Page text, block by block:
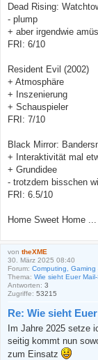
Dead Rising:
- plump
+ aber irgendwie
FRI: 6/10
Resident Evil (2002)
+ Atmosphäre
+ Inszenierung
+ Schauspieler
FRI: 7/10
Black Mirror:
+ Interaktivität mal
+ Grundidee
- trotzdem bisschen
FRI: 6.5/10
Home Sweet Home ...
von theXME
30. März 2025 08:40
Forum: Computing, Gaming
Thema: Wie sieht Euer
Antworten: 3
Zugriffe: 53215
Re: Wie sieht
Im Jahre 2025 setze
seitig kommt nun
zum Einsatz